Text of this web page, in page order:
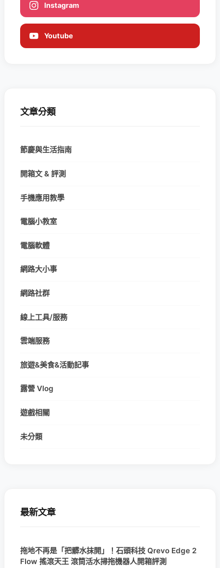
Instagram
Youtube
文章分類
節慶與生活指南
開箱文 & 評測
手機應用教學
電腦小教室
電腦軟體
網路大小事
網路社群
線上工具/服務
雲端服務
旅遊&美食&活動記事
露營 Vlog
遊戲相關
未分類
最新文章
拖地不再是「把髒水抹開」！石頭科技 Qrevo Edge 2
Flow 搖滾天王 滾筒活水掃拖機器人開箱評測